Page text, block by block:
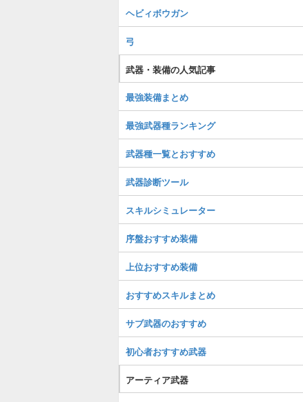
ヘビィボウガン
弓
武器・装備の人気記事
最強装備まとめ
最強武器種ランキング
武器種一覧とおすすめ
武器診断ツール
スキルシミュレーター
序盤おすすめ装備
上位おすすめ装備
おすすめスキルまとめ
サブ武器のおすすめ
初心者おすすめ武器
アーティア武器